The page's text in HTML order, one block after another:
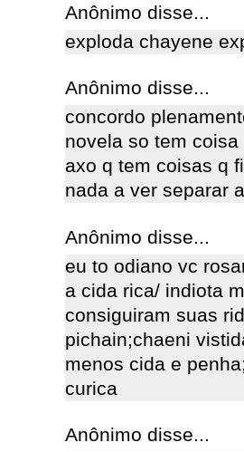
Anônimo disse...
exploda chayene
Anônimo disse...
concordo
novela so tem coisa
axo q tem coisas q
nada a ver separar
Anônimo disse...
eu to odiano vc
a cida rica/ indiota
consiguiram suas
pichain;chaeni
menos cida e
curica
Anônimo disse...